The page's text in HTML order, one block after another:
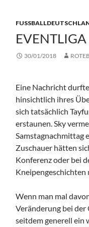
30/01/2018
Eine Nachricht
hinsichtlich ihres
sich tatsächlich
erstaunen. Sky
Samstagnachmittag
Zuschauer hätten
Konferenz oder bei
Wenn man mal
Veränderung bei der
seitdem generell ein